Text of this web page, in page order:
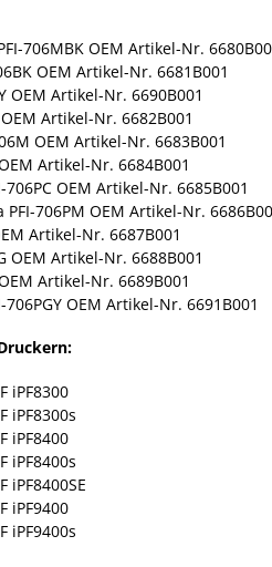
706MBK OEM Artikel-Nr.
OEM Artikel-Nr. 6681B001
OEM Artikel-Nr. 6690B001
OEM Artikel-Nr. 6682B001
OEM Artikel-Nr. 6683B001
Artikel-Nr. 6684B001
706PC OEM Artikel-Nr. 6685B001
706PM OEM Artikel-Nr.
Artikel-Nr. 6687B001
OEM Artikel-Nr. 6688B001
Artikel-Nr. 6689B001
OEM Artikel-Nr. 6691B001
iPF8300
iPF8300s
iPF8400
iPF8400s
iPF8400SE
iPF9400
iPF9400s